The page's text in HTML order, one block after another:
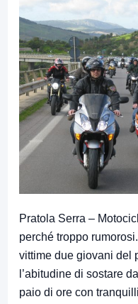
Pratola Serra –
perché troppo
vittime due giovani del
l’abitudine di sostare
paio di ore con